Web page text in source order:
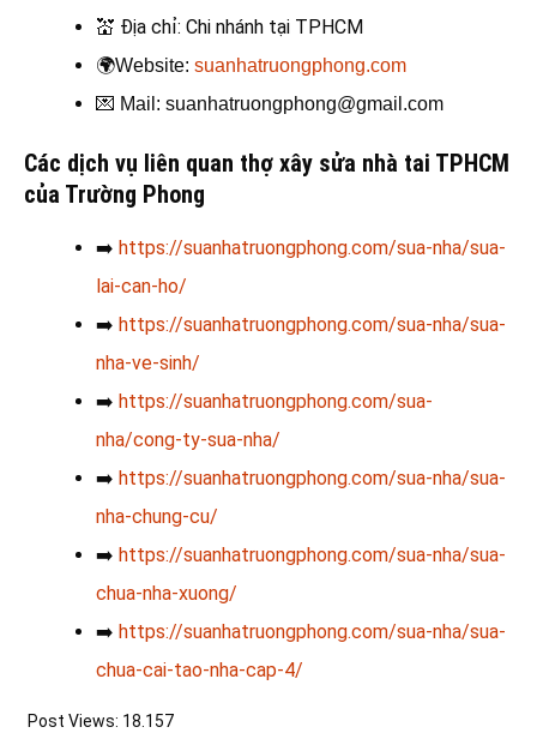
💒 Địa chỉ: Chi nhánh tại TPHCM
🌍Website: suanhatruongphong.com
💌 Mail: suanhatruongphong@gmail.com
Các dịch vụ liên quan thợ xây sửa nhà tai TPHCM
của Trường Phong
➡️ https://suanhatruongphong.com/sua-nha/sua-
lai-can-ho/
➡️ https://suanhatruongphong.com/sua-nha/sua-
nha-ve-sinh/
➡️ https://suanhatruongphong.com/sua-
nha/cong-ty-sua-nha/
➡️ https://suanhatruongphong.com/sua-nha/sua-
nha-chung-cu/
➡️ https://suanhatruongphong.com/sua-nha/sua-
chua-nha-xuong/
➡️ https://suanhatruongphong.com/sua-nha/sua-
chua-cai-tao-nha-cap-4/
Post Views: 18.157